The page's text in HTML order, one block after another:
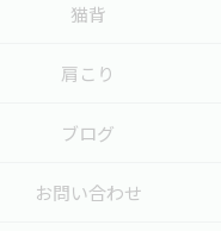
猫背
肩こり
ブログ
お問い合わせ